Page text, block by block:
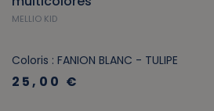
MELLIO KID
Coloris : FANION BLANC - TULIPE
25,00 €